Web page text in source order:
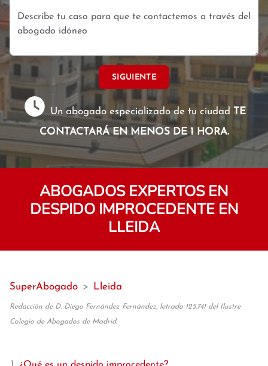
SIGUIENTE
Un abogado especializado de tu ciudad TE
CONTACTARÁ EN MENOS DE 1 HORA.
ABOGADOS EXPERTOS EN
DESPIDO IMPROCEDENTE EN
LLEIDA
SuperAbogado > Lleida
Redacción de D. Diego Fernández Fernández, letrado 125.741 del Ilustre
Colegio de Abogados de Madrid.